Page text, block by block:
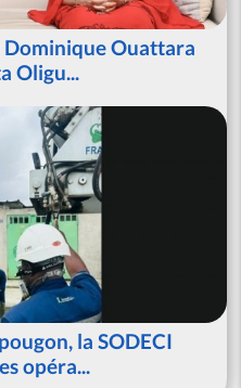
Ouattara
Oligu...
la SODECI
opéra...